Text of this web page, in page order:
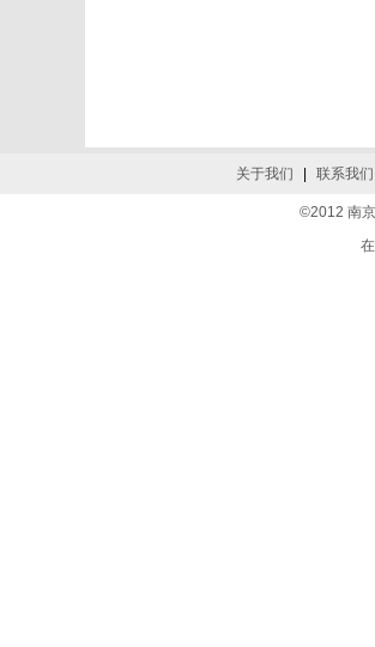
关于我们 联系我们
©2012 南